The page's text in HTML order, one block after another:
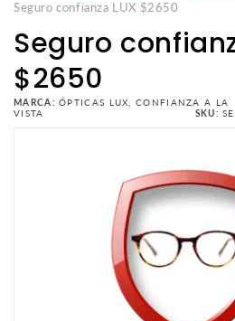
Seguro confianza LUX $2650
Seguro
$2650
MARCA:ÓPTICAS LUX, CONFIANZA A LA
VISTA
SKU: